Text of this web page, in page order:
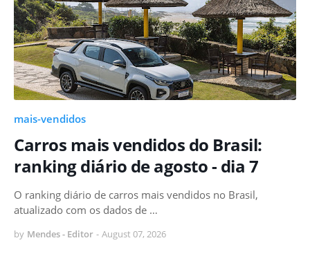
mais-vendidos
Carros mais vendidos do Brasil:
ranking diário de agosto - dia 7
O ranking diário de carros mais vendidos no Brasil,
atualizado com os dados de …
by Mendes - Editor - August 07, 2026